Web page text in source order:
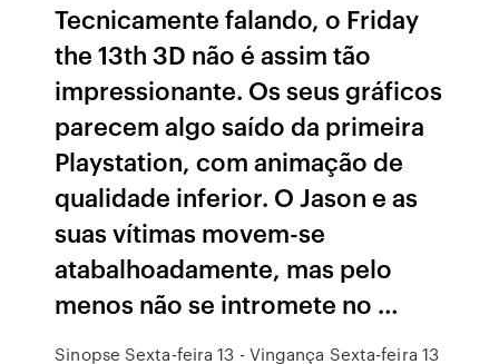
Tecnicamente falando, o Friday
the 13th 3D não é assim tão
impressionante. Os seus gráficos
parecem algo saído da primeira
Playstation, com animação de
qualidade inferior. O Jason e as
suas vítimas movem-se
atabalhoadamente, mas pelo
menos não se intromete no …
Sinopse Sexta-feira 13 - Vingança Sexta-feira 13